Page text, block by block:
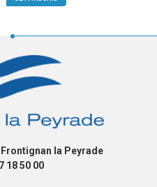
la Peyrade
18 50 00